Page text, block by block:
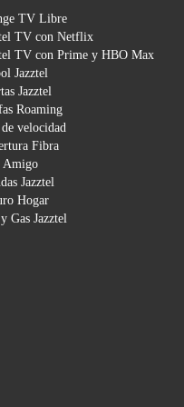
TV Libre
TV con Netflix
TV con Prime y HBO Max
Jazztel
Jazztel
Roaming
de velocidad
Fibra
Amigo
Jazztel
Hogar
Gas Jazztel